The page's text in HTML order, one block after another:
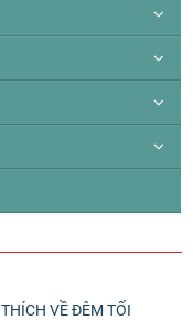
VỀ ĐÊM TỐI